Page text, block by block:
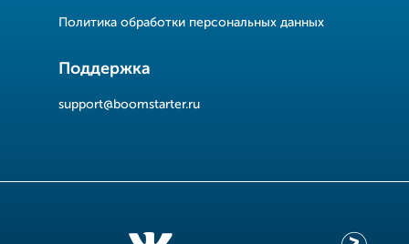
Политика обработки персональных данных
Поддержка
support@boomstarter.ru